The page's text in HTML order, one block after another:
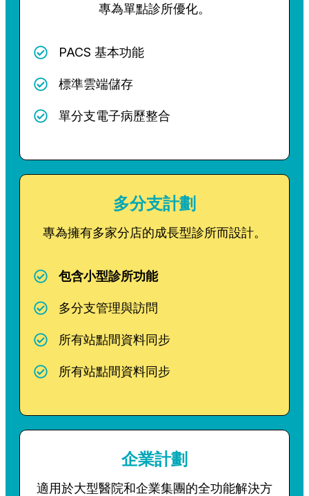
專為單點診所優化。
PACS 基本功能
標準雲端儲存
單分支電子病歷整合
多分支計劃
專為擁有多家分店的成長型診所而設計。
包含小型診所功能
多分支管理與訪問
所有站點間資料同步
所有站點間資料同步
企業計劃
適用於大型醫院和企業集團的全功能解決方